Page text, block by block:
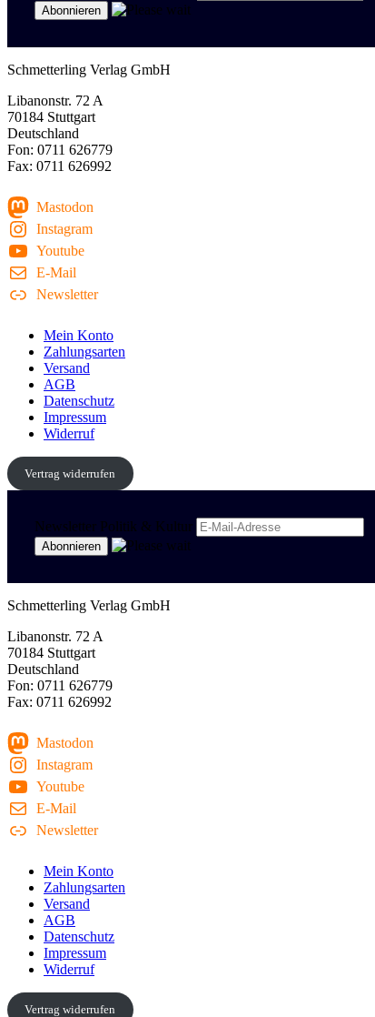
Schmetterling Verlag GmbH
Libanonstr. 72 A
70184 Stuttgart
Deutschland
Fon: 0711 626779
Fax: 0711 626992
Mastodon
Instagram
Youtube
E-Mail
Newsletter
Mein Konto
Zahlungsarten
Versand
AGB
Datenschutz
Impressum
Widerruf
Vertrag widerrufen
Newsletter Politik & Kultur
Schmetterling Verlag GmbH
Libanonstr. 72 A
70184 Stuttgart
Deutschland
Fon: 0711 626779
Fax: 0711 626992
Mastodon
Instagram
Youtube
E-Mail
Newsletter
Mein Konto
Zahlungsarten
Versand
AGB
Datenschutz
Impressum
Widerruf
Vertrag widerrufen